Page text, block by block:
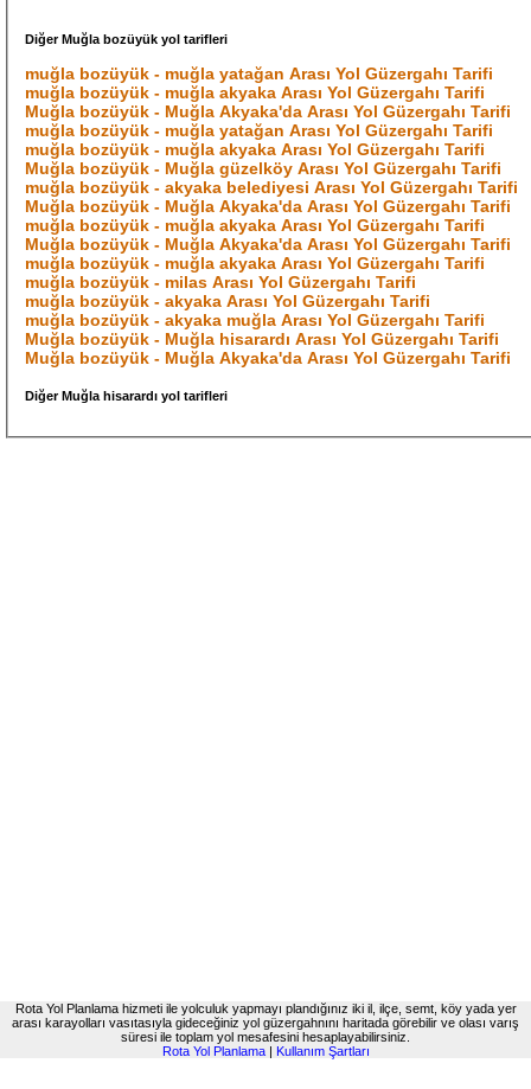
Diğer Muğla bozüyük yol tarifleri
muğla bozüyük - muğla yatağan Arası Yol Güzergahı Tarifi
muğla bozüyük - muğla akyaka Arası Yol Güzergahı Tarifi
Muğla bozüyük - Muğla Akyaka'da Arası Yol Güzergahı Tarifi
muğla bozüyük - muğla yatağan Arası Yol Güzergahı Tarifi
muğla bozüyük - muğla akyaka Arası Yol Güzergahı Tarifi
Muğla bozüyük - Muğla güzelköy Arası Yol Güzergahı Tarifi
muğla bozüyük - akyaka belediyesi Arası Yol Güzergahı Tarifi
Muğla bozüyük - Muğla Akyaka'da Arası Yol Güzergahı Tarifi
muğla bozüyük - muğla akyaka Arası Yol Güzergahı Tarifi
Muğla bozüyük - Muğla Akyaka'da Arası Yol Güzergahı Tarifi
muğla bozüyük - muğla akyaka Arası Yol Güzergahı Tarifi
muğla bozüyük - milas Arası Yol Güzergahı Tarifi
muğla bozüyük - akyaka Arası Yol Güzergahı Tarifi
muğla bozüyük - akyaka muğla Arası Yol Güzergahı Tarifi
Muğla bozüyük - Muğla hisarardı Arası Yol Güzergahı Tarifi
Muğla bozüyük - Muğla Akyaka'da Arası Yol Güzergahı Tarifi
Diğer Muğla hisarardı yol tarifleri
Rota Yol Planlama hizmeti ile yolculuk yapmayı plandığınız iki il, ilçe, semt, köy yada yer
arası karayolları vasıtasıyla gideceğiniz yol güzergahnını haritada görebilir ve olası varış
süresi ile toplam yol mesafesini hesaplayabilirsiniz.
Rota Yol Planlama| Kullanım Şartları